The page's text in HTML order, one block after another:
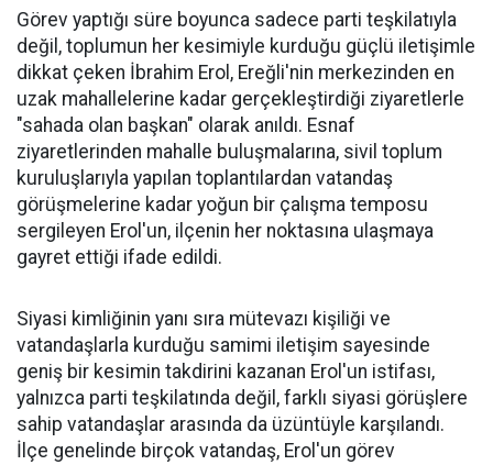
Görev yaptığı süre boyunca sadece parti teşkilatıyla
değil, toplumun her kesimiyle kurduğu güçlü iletişimle
dikkat çeken İbrahim Erol, Ereğli'nin merkezinden en
uzak mahallelerine kadar gerçekleştirdiği ziyaretlerle
"sahada olan başkan" olarak anıldı. Esnaf
ziyaretlerinden mahalle buluşmalarına, sivil toplum
kuruluşlarıyla yapılan toplantılardan vatandaş
görüşmelerine kadar yoğun bir çalışma temposu
sergileyen Erol'un, ilçenin her noktasına ulaşmaya
gayret ettiği ifade edildi.
Siyasi kimliğinin yanı sıra mütevazı kişiliği ve
vatandaşlarla kurduğu samimi iletişim sayesinde
geniş bir kesimin takdirini kazanan Erol'un istifası,
yalnızca parti teşkilatında değil, farklı siyasi görüşlere
sahip vatandaşlar arasında da üzüntüyle karşılandı.
İlçe genelinde birçok vatandaş, Erol'un görev